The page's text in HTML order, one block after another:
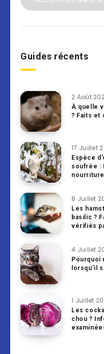
Guides récents
2 Août
À quelle
? Faits et
17 Juillet
Espèce
soufrée :
8 Juillet
Les
basilic ?
vérifiés
4 Juillet
Pourquoi
lorsqu’il
1 Juillet
Les
chou ?